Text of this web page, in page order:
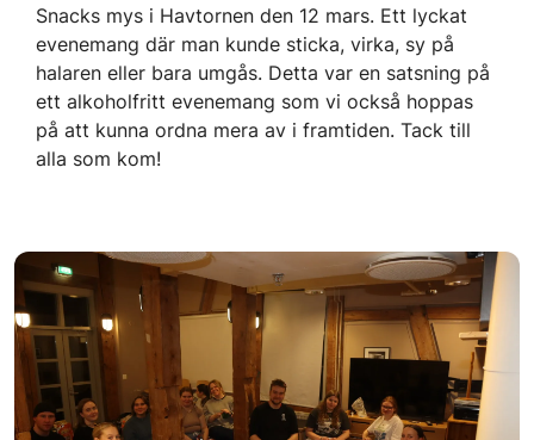
Snacks mys i Havtornen den 12 mars. Ett lyckat
evenemang där man kunde sticka, virka, sy på
halaren eller bara umgås. Detta var en satsning på
ett alkoholfritt evenemang som vi också hoppas
på att kunna ordna mera av i framtiden. Tack till
alla som kom!